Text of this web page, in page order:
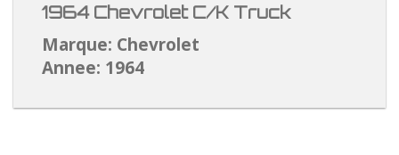
1964 Chevrolet C/K Truck
Marque: Chevrolet
Annee: 1964